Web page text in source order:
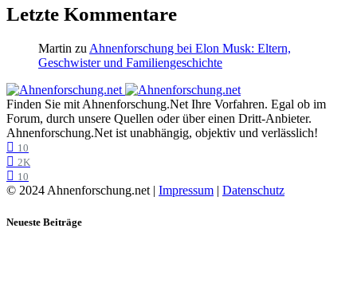
Letzte Kommentare
Martin zu Ahnenforschung bei Elon Musk: Eltern,
Geschwister und Familiengeschichte
Finden Sie mit Ahnenforschung.Net Ihre Vorfahren. Egal ob im
Forum, durch unsere Quellen oder über einen Dritt-Anbieter.
Ahnenforschung.Net ist unabhängig, objektiv und verlässlich!
10
2K
10
© 2024 Ahnenforschung.net | Impressum | Datenschutz
Neueste Beiträge